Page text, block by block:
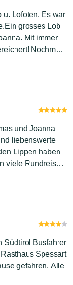
u. Lofoten. Es war
grosses Lob
Mit immer
Nochmals
und Joanna
liebenswerte
Lippen haben
viele Rundreisen
waren
die Strecke
Ihr uns das
Art
Südtirol Busfahrer
Spessart
gefahren. Alle